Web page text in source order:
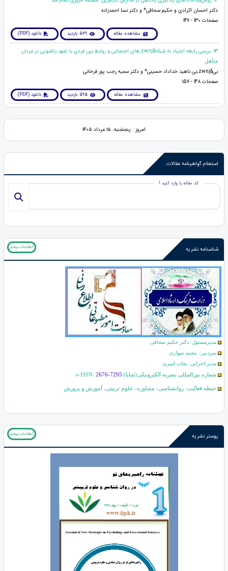
دکتر احسان اکرادی و حکیم سحاقی* و دکتر نسا احمدزاده
صفحات 130 - 147
مشاهده مقاله 579 بازدید دانلود (PDF)
13. بررسی رابطه اعتیاد به شبکه&zwnj;های اجتماعی و روابط بین فردی با تعهد زناشویی در مردان
متأهل
بی&zwnj;بی ناهید خداداد حسینی* و دکتر سمیه رجب پور فرخانی
صفحات 148 - 157
مشاهده مقاله 595 بازدید دانلود (PDF)
امروز : پنجشنبه، ۱۵ مرداد ۱۴۰۵
استعلام گواهینامه مقالات
کد مقاله را وارد کنید !
شناسنامه نشریه اطلاعات بیشتر
مدیرمسئول: دکتر حکیم سحاقی
سردبیر: محمد سواری
مدیر اجرایی: نجات امیری
شماره بین‌المللی نشریه الکترونیکی(شاپا):
e-ISSN: 2676-7295
حیطه فعالیت: روانشناسی، مشاوره، علوم تربیتی، آموزش و پرورش
پوستر نشریه اطلاعات بیشتر